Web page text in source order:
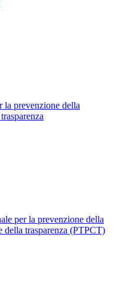
la prevenzione della
per la prevenzione della
della trasparenza (PTPCT)